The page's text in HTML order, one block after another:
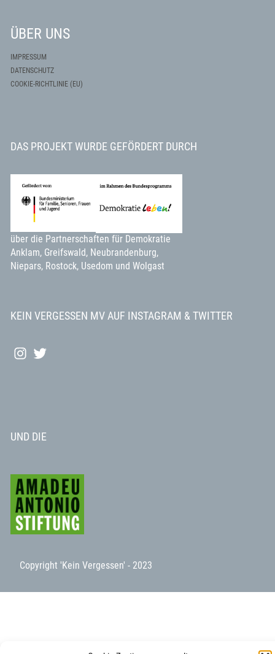
ÜBER UNS
IMPRESSUM
DATENSCHUTZ
COOKIE-RICHTLINIE (EU)
DAS PROJEKT WURDE GEFÖRDERT DURCH
über die Partnerschaften für Demokratie
Anklam, Greifswald, Neubrandenburg,
Niepars, Rostock, Usedom und Wolgast
KEIN VERGESSEN MV AUF INSTAGRAM & TWITTER
INSTAGRAM
TWITTER
UND DIE
Copyright 'Kein Vergessen' - 2023